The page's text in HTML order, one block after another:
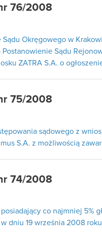
76/2008
Sądu Okręgowego w
Postanowienie Sądu
ZATRA S.A. o
75/2008
sądowego z
S.A. z możliwością
74/2008
co najmniej 5%
w dniu 19 września 2008